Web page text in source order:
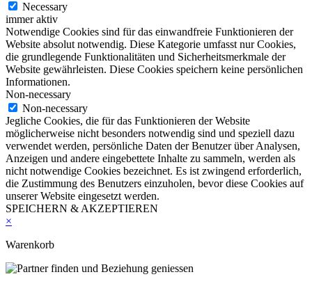
Necessary
immer aktiv
Notwendige Cookies sind für das einwandfreie Funktionieren der
Website absolut notwendig. Diese Kategorie umfasst nur Cookies,
die grundlegende Funktionalitäten und Sicherheitsmerkmale der
Website gewährleisten. Diese Cookies speichern keine persönlichen
Informationen.
Non-necessary
Non-necessary
Jegliche Cookies, die für das Funktionieren der Website
möglicherweise nicht besonders notwendig sind und speziell dazu
verwendet werden, persönliche Daten der Benutzer über Analysen,
Anzeigen und andere eingebettete Inhalte zu sammeln, werden als
nicht notwendige Cookies bezeichnet. Es ist zwingend erforderlich,
die Zustimmung des Benutzers einzuholen, bevor diese Cookies auf
unserer Website eingesetzt werden.
SPEICHERN & AKZEPTIEREN
×
Warenkorb